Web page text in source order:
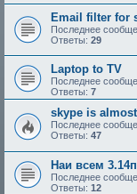
Email filter for
Последнее
Ответы: 29
Laptop to TV
Последнее
Ответы: 7
skype is
Последнее
Ответы: 47
Наи всем
Последнее
Ответы: 12